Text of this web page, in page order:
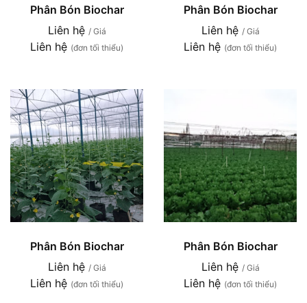
Phân Bón Biochar
Liên hệ / Giá
Liên hệ (đơn tối thiểu)
Phân Bón Biochar
Liên hệ / Giá
Liên hệ (đơn tối thiểu)
Phân Bón Biochar
Liên hệ / Giá
Liên hệ (đơn tối thiểu)
Phân Bón Biochar
Liên hệ / Giá
Liên hệ (đơn tối thiểu)